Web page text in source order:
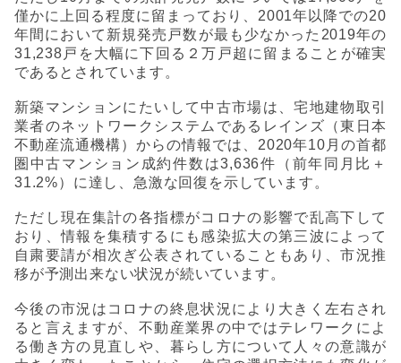
僅かに上回る程度に留まっており、 2001年以降での20
年間において新規発売戸数が最も少なかった 2019年の
31,238 戸を大幅に下回る２万戸超に留まることが確実
であるとされています。
新築マンションにたいして中古市場は、宅地建物取引
業者のネットワークシステムであるレインズ（東日本
不動産流通機構）からの情報では、 2020年10月の首都
圏中古マンション成約件数は3,636件（前年同月比＋
31.2%）に達し、急激な回復を示しています。
ただし現在集計の各指標がコロナの影響で乱高下して
おり、情報を集積するにも感染拡大の第三波によって
自粛要請が相次ぎ公表されていることもあり、市況推
移が予測出来ない状況が続いています。
今後の市況はコロナの終息状況により大きく左右され
ると言えますが、不動産業界の中ではテレワークによ
る働き方の見直しや、暮らし方について人々の意識が